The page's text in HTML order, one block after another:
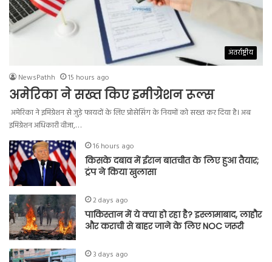
अंतर्राष्ट्रीय
NewsPathh 15 hours ago
अमेरिका ने सख्त किए इमीग्रेशन रूल्स
अमेरिका ने इमिग्रेशन से जुड़े फायदों के लिए प्रोसेसिंग के नियमों को सख्त कर दिया है। अब
इमिग्रेशन अधिकारी वीजा,…
16 hours ago
किसके दबाव में ईरान बातचीत के लिए हुआ तैयार;
ट्रंप ने किया खुलासा
2 days ago
पाकिस्तान में ये क्या हो रहा है? इस्लामाबाद, लाहौर
और कराची से बाहर जाने के लिए NOC जरूरी
3 days ago